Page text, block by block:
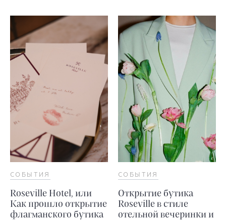
СОБЫТИЯ
Roseville Hotel, или
Как прошло открытие
флагманского бутика
СОБЫТИЯ
Открытие бутика
Roseville в стиле
отельной вечеринки и